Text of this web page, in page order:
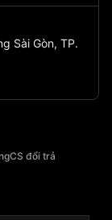
Sài Gòn, TP.
CS đổi trả